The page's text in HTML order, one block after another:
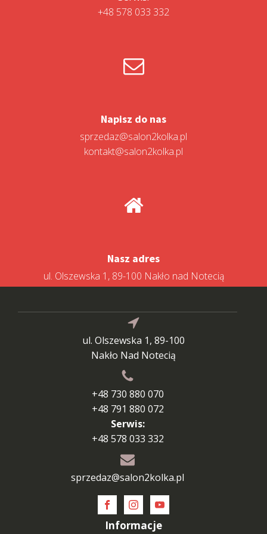
+48 578 033 332
Napisz do nas
sprzedaz@salon2kolka.pl
kontakt@salon2kolka.pl
Nasz adres
ul. Olszewska 1, 89-100 Nakło nad Notecią
ul. Olszewska 1, 89-100
Nakło Nad Notecią
+48 730 880 070
+48 791 880 072
Serwis:
+48 578 033 332
sprzedaz@salon2kolka.pl
Informacje